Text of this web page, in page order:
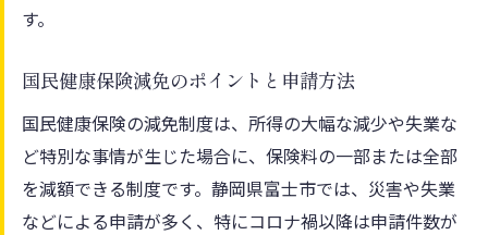
す。
国民健康保険減免のポイントと申請方法
国民健康保険の減免制度は、所得の大幅な減少や失業な
ど特別な事情が生じた場合に、保険料の一部または全部
を減額できる制度です。静岡県富士市では、災害や失業
などによる申請が多く、特にコロナ禍以降は申請件数が